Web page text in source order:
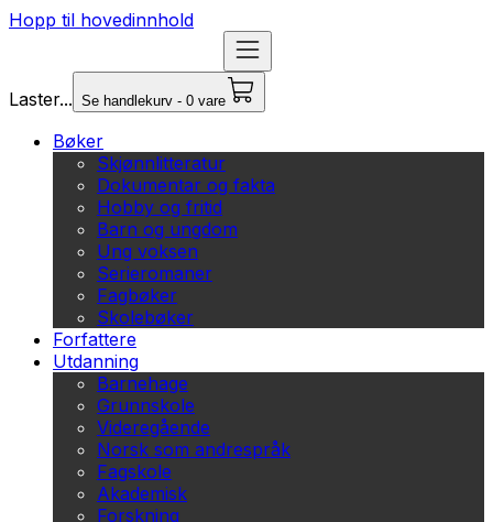
Hopp til hovedinnhold
Laster... Se handlekurv - 0 vare
Bøker
Skjønnlitteratur
Dokumentar og fakta
Hobby og fritid
Barn og ungdom
Ung voksen
Serieromaner
Fagbøker
Skolebøker
Forfattere
Utdanning
Barnehage
Grunnskole
Videregående
Norsk som andrespråk
Fagskole
Akademisk
Forskning